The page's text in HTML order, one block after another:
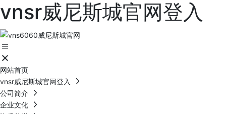
vnsr威尼斯城官网登入
网站首页
vnsr威尼斯城官网登入
公司简介
企业文化